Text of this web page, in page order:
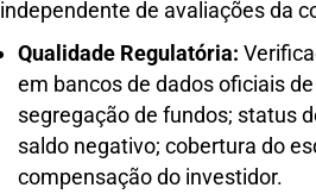
independente de avaliações da
Qualidade Regulatória:
em bancos de dados oficiais
segregação de fundos; status
saldo negativo; cobertura do
compensação do investidor.